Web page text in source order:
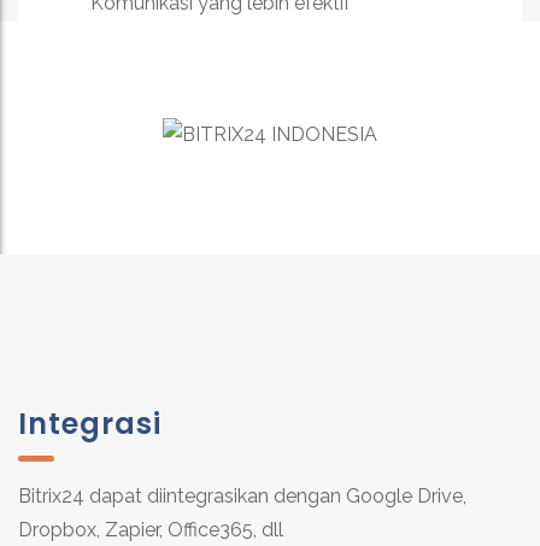
Integrasi
Bitrix24 dapat diintegrasikan dengan Google Drive,
Dropbox, Zapier, Office365, dll